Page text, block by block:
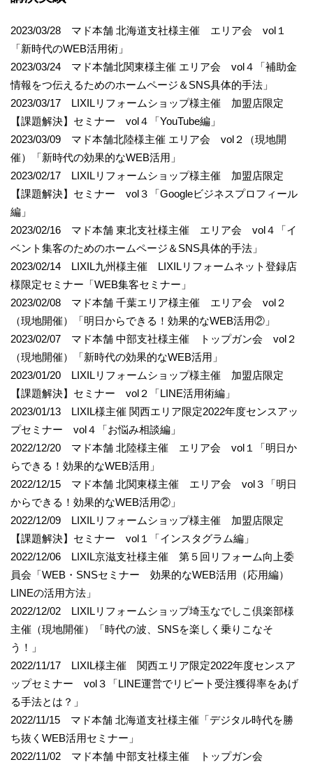
2023/03/28 マド本舗 北海道支社様主催 エリア会 vol１
「新時代のWEB活用術」
2023/03/24 マド本舗北関東様主催 エリア会 vol４「補助金
情報をつ伝えるためのホームページ＆SNS具体的手法」
2023/03/17 LIXILリフォームショップ様主催 加盟店限定
【課題解決】セミナー vol４「YouTube編」
2023/03/09 マド本舗北陸様主催 エリア会 vol２（現地開
催）「新時代の効果的なWEB活用」
2023/02/17 LIXILリフォームショップ様主催 加盟店限定
【課題解決】セミナー vol３「Googleビジネスプロフィール
編」
2023/02/16 マド本舗 東北支社様主催 エリア会 vol４「イ
ベント集客のためのホームページ＆SNS具体的手法」
2023/02/14 LIXIL九州様主催 LIXILリフォームネット登録店
様限定セミナー「WEB集客セミナー」
2023/02/08 マド本舗 千葉エリア様主催 エリア会 vol２
（現地開催）「明日からできる！効果的なWEB活用②」
2023/02/07 マド本舗 中部支社様主催 トップガン会 vol２
（現地開催）「新時代の効果的なWEB活用」
2023/01/20 LIXILリフォームショップ様主催 加盟店限定
【課題解決】セミナー vol２「LINE活用術編」
2023/01/13 LIXIL様主催 関西エリア限定2022年度センスアッ
プセミナー vol４「お悩み相談編」
2022/12/20 マド本舗 北陸様主催 エリア会 vol１「明日か
らできる！効果的なWEB活用」
2022/12/15 マド本舗 北関東様主催 エリア会 vol３「明日
からできる！効果的なWEB活用②」
2022/12/09 LIXILリフォームショップ様主催 加盟店限定
【課題解決】セミナー vol１「インスタグラム編」
2022/12/06 LIXIL京滋支社様主催 第５回リフォーム向上委
員会「WEB・SNSセミナー 効果的なWEB活用（応用編）
LINEの活用方法」
2022/12/02 LIXILリフォームショップ埼玉なでしこ倶楽部様
主催（現地開催）「時代の波、SNSを楽しく乗りこなそ
う！」
2022/11/17 LIXIL様主催 関西エリア限定2022年度センスア
ップセミナー vol３「LINE運営でリピート受注獲得率をあげ
る手法とは？」
2022/11/15 マド本舗 北海道支社様主催「デジタル時代を勝
ち抜くWEB活用セミナー」
2022/11/02 マド本舗 中部支社様主催 トップガン会